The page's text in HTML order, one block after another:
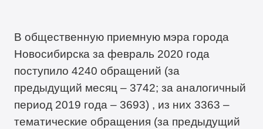
В общественную приемную мэра города
Новосибирска за февраль 2020 года
поступило 4240 обращений (за
предыдущий месяц – 3742; за аналогичный
период 2019 года – 3693) , из них 3363 –
тематические обращения (за предыдущий